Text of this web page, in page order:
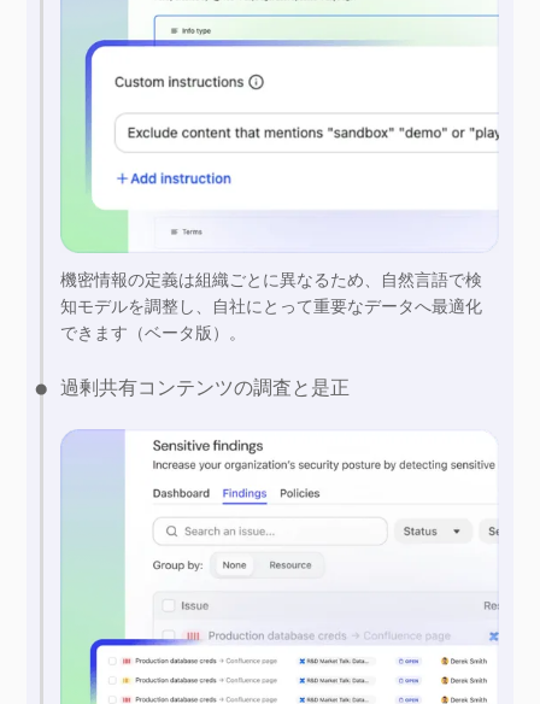
機密情報の定義は組織ごとに異なるため、自然言語で検
知モデルを調整し、自社にとって重要なデータへ最適化
できます（ベータ版）。
過剰共有コンテンツの調査と是正